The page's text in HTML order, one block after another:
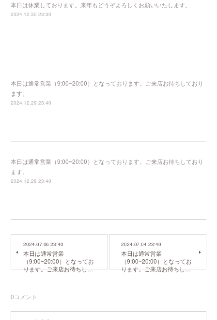
本日は休業しております。来年もどうぞよろしくお願いいたします。
2024.12.30 23:30
本日は通常営業（9:00~20:00）となっております。ご来店お待ちしており
ます。
2024.12.29 23:40
本日は通常営業（9:00~20:00）となっております。ご来店お待ちしており
ます。
2024.12.28 23:40
2024.07.06 23:40
本日は通常営業
（9:00~20:00）となってお
ります。ご来店お待ちし…
2024.07.04 23:40
本日は通常営業
（9:00~20:00）となってお
ります。ご来店お待ちし…
0コメント